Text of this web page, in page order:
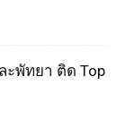
ะพัทยา ติด Top